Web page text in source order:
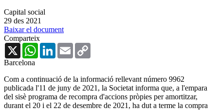
Capital social
29 des 2021
Baixar el document
Comparteix
X
WhatsAppLinkedInEmail
Barcelona
Com a continuació de la informació rellevant número 9962
publicada l'11 de juny de 2021, la Societat informa que, a l'empara
del sisè programa de recompra d'accions pròpies per amortitzar,
durant el 20 i el 22 de desembre de 2021, ha dut a terme la compra